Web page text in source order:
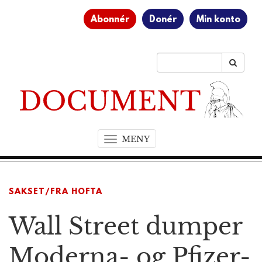
Abonnér Donér Min konto
MENYT
o
n
a
i
SAKSET/FRA HOFTA
Wall Street dumper